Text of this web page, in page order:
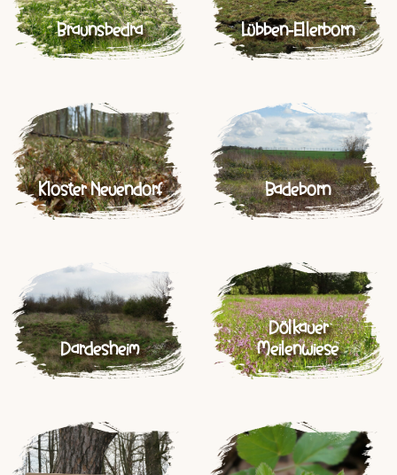
Braunsbedra Lübben-Ellerborn
Kloster Neuendorf Badeborn
Dardesheim
Dölkauer
Meilenwiese